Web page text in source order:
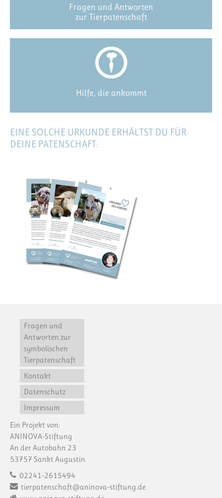
Fragen und Antworten
zur Tierpatenschaft
Hilfe, die ankommt
EINE SOLCHE URKUNDE ERHÄLTST DU FÜR
DEINE PATENSCHAFT:
Fragen und
Antworten zur
symbolischen
Tierpatenschaft
Kontakt
Datenschutz
Impressum
Ein Projekt von:
ANINOVA-Stiftung
An der Autobahn 23
53757 Sankt Augustin
02241-2615494
tierpatenschaft@aninova-stiftung.de